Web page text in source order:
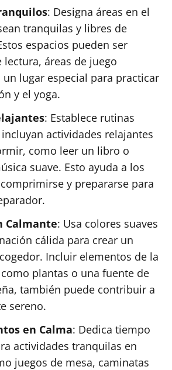
: Designa áreas en el
tranquilas y libres de
espacios pueden ser
lectura, áreas de juego
un lugar especial para practicar
y el yoga.
: Establece rutinas
actividades relajantes
como leer un libro o
suave. Esto ayuda a los
y prepararse para
Calmante: Usa colores suaves
cálida para crear un
Incluir elementos de la
plantas o una fuente de
también puede contribuir a
sereno.
en Calma: Dedica tiempo
actividades tranquilas en
juegos de mesa, caminatas